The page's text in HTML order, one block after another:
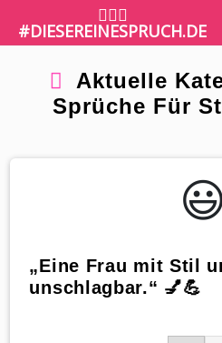
🤷🏼‍♀️
#DIESEREINESPRUCH.DE
Aktuelle
Sprüche Für
😃️
„Eine Frau mit Stil
unschlagbar.“ 💅💪